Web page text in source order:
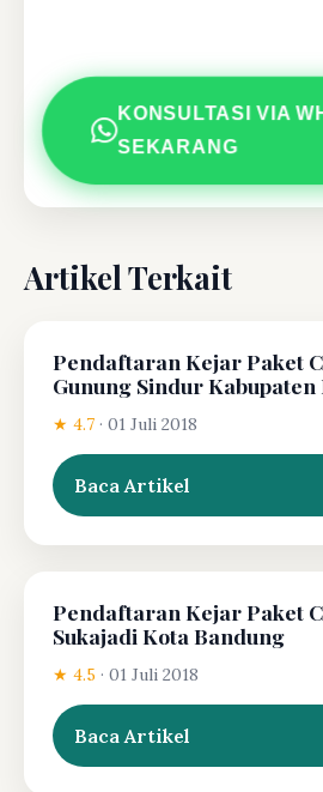
KONSULTASI VIA
SEKARANG
Artikel Terkait
Pendaftaran Kejar Paket
Gunung Sindur
★ 4.7 · 01 Juli 2018
Baca Artikel
Pendaftaran Kejar Paket
Sukajadi Kota Bandung
★ 4.5 · 01 Juli 2018
Baca Artikel